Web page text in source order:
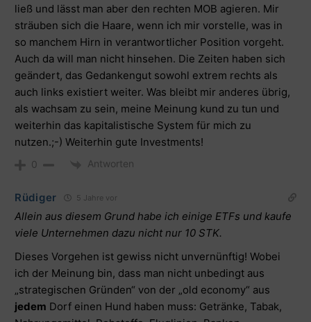
ließ und lässt man aber den rechten MOB agieren. Mir
sträuben sich die Haare, wenn ich mir vorstelle, was in
so manchem Hirn in verantwortlicher Position vorgeht.
Auch da will man nicht hinsehen. Die Zeiten haben sich
geändert, das Gedankengut sowohl extrem rechts als
auch links existiert weiter. Was bleibt mir anderes übrig,
als wachsam zu sein, meine Meinung kund zu tun und
weiterhin das kapitalistische System für mich zu
nutzen.;-) Weiterhin gute Investments!
0 Antworten
Rüdiger 5 Jahre vor
Allein aus diesem Grund habe ich einige ETFs und kaufe
viele Unternehmen dazu nicht nur 10 STK.
Dieses Vorgehen ist gewiss nicht unvernünftig! Wobei
ich der Meinung bin, dass man nicht unbedingt aus
„strategischen Gründen“ von der „old economy“ aus
jedem Dorf einen Hund haben muss: Getränke, Tabak,